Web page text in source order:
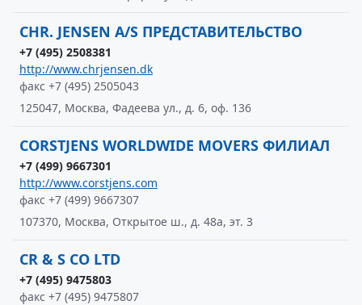
CHR. JENSEN A/S ПРЕДСТАВИТЕЛЬСТВО
+7 (495) 2508381
http://www.chrjensen.dk
факс +7 (495) 2505043
125047, Москва, Фадеева ул., д. 6, оф. 136
CORSTJENS WORLDWIDE MOVERS ФИЛИАЛ
+7 (499) 9667301
http://www.corstjens.com
факс +7 (499) 9667307
107370, Москва, Открытое ш., д. 48а, эт. 3
CR & S CO LTD
+7 (495) 9475803
факс +7 (495) 9475807